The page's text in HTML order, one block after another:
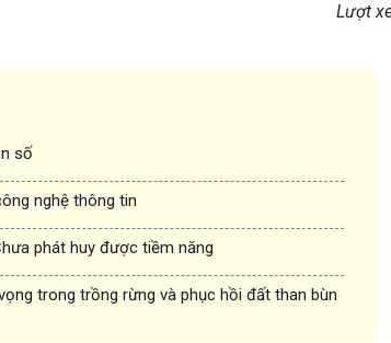
Lượt
số
nghệ thông tin
phát huy được tiềm năng
trong trồng rừng và phục hồi đất than bùn